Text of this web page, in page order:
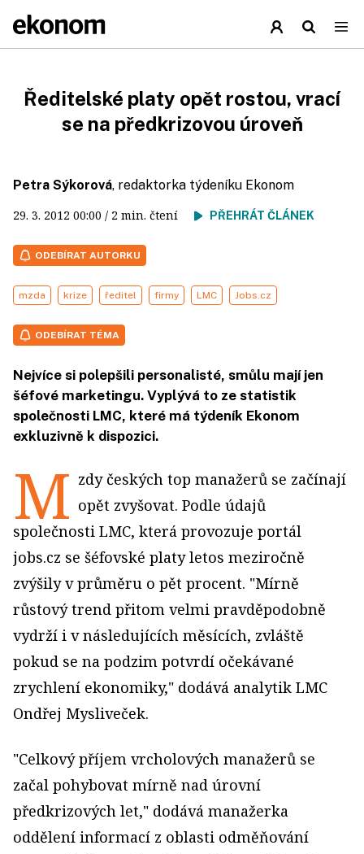
Ředitelské platy opět rostou, vrací
se na předkrizovou úroveň
Petra Sýkorová, redaktorka týdeníku Ekonom
29. 3. 2012 00:00 / 2 min. čtení PŘEHRÁT ČLÁNEK
ODEBÍRAT AUTORKU
mzda krize ředitel firmy LMC Jobs.cz
ODEBÍRAT TÉMA
Nejvíce si polepšili personalisté, smůlu mají jen
šéfové marketingu. Vyplývá to ze statistik
společnosti LMC, které má týdeník Ekonom
exkluzivně k dispozici.
M zdy českých top manažerů se začínají
opět zvyšovat. Podle údajů
společnosti LMC, která provozuje portál
jobs.cz se šéfovské platy letos meziročně
zvýšily v průměru o pět procent. "Mírně
růstový trend přitom velmi pravděpodobně
vydrží i v následujících měsících, zvláště
pokud se na podzim potvrdí očekávané
zrychlení ekonomiky," dodává analytik LMC
Ondřej Mysliveček.
"Celkový příjem vrcholových manažerů se
začal pohybovat mírně nad úrovní
předkrizových let," dodává manažerka
oddělení informací z oblasti odměňování